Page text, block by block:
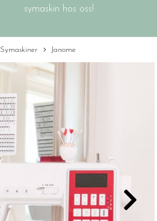
symaskin hos oss!
Symaskiner Janome